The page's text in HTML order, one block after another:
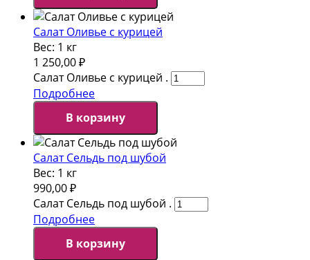
Салат Оливье с курицей
Вес: 1 кг
1 250,00₽
Салат Оливье с курицей .
Подробнее
В корзину
Салат Сельдь под шубой
Вес: 1 кг
990,00₽
Салат Сельдь под шубой .
Подробнее
В корзину